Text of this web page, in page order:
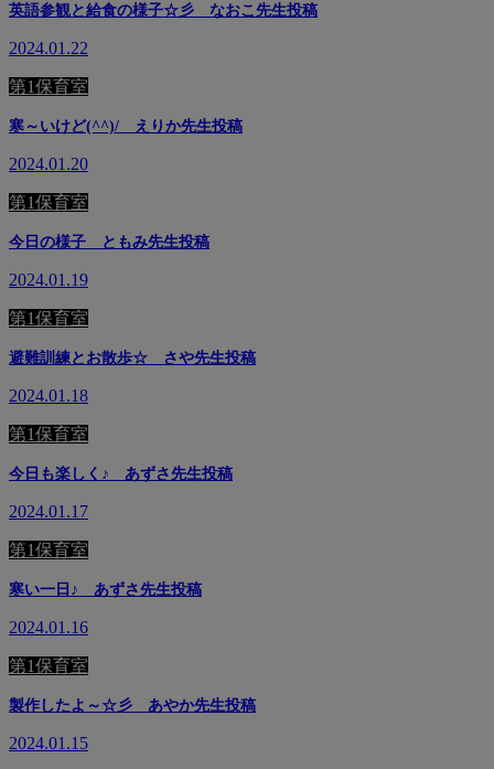
英語参観と給食の様子☆彡 なおこ先生投稿
2024.01.22
第1保育室
寒～いけど(^^)/ えりか先生投稿
2024.01.20
第1保育室
今日の様子 ともみ先生投稿
2024.01.19
第1保育室
避難訓練とお散歩☆ さや先生投稿
2024.01.18
第1保育室
今日も楽しく♪ あずさ先生投稿
2024.01.17
第1保育室
寒い一日♪ あずさ先生投稿
2024.01.16
第1保育室
製作したよ～☆彡 あやか先生投稿
2024.01.15